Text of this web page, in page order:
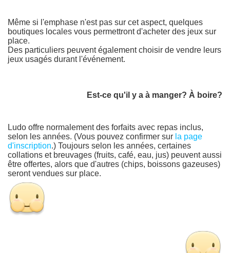
Même si l'emphase n'est pas sur cet aspect, quelques
boutiques locales vous permettront d'acheter des jeux sur
place.
Des particuliers peuvent également choisir de vendre leurs
jeux usagés durant l'événement.
Est-ce qu'il y a à manger? À boire?
Ludo offre normalement des forfaits avec repas inclus,
selon les années. (Vous pouvez confirmer sur la page
d'inscription.) Toujours selon les années, certaines
collations et breuvages (fruits, café, eau, jus) peuvent aussi
être offertes, alors que d'autres (chips, boissons gazeuses)
seront vendues sur place.